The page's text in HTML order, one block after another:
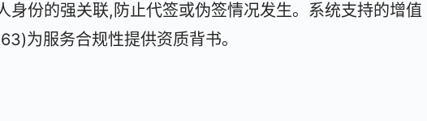
身份的强关联,防止代签或伪签情况发生。系统支持的增值
为服务合规性提供资质背书。